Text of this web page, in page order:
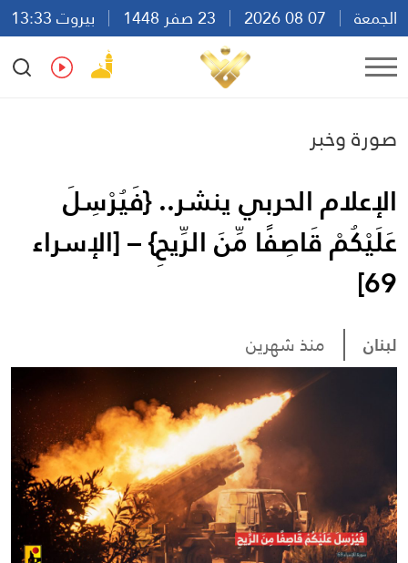
الجمعة
بيروت 13:33
Ar
En Fr Es
صورة وخبر
الإعلام الحربي ينشر.. {فَيُرْسِلَ
عَلَيْكُمْ قَاصِفًا مِّنَ الرِّيحِ} – [الإسراء
69]
لبنان منذ شهرين